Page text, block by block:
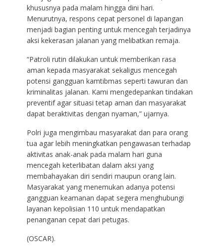
khususnya pada malam hingga dini hari.
Menurutnya, respons cepat personel di lapangan
menjadi bagian penting untuk mencegah terjadinya
aksi kekerasan jalanan yang melibatkan remaja.
“Patroli rutin dilakukan untuk memberikan rasa
aman kepada masyarakat sekaligus mencegah
potensi gangguan kamtibmas seperti tawuran dan
kriminalitas jalanan. Kami mengedepankan tindakan
preventif agar situasi tetap aman dan masyarakat
dapat beraktivitas dengan nyaman,” ujarnya.
Polri juga mengimbau masyarakat dan para orang
tua agar lebih meningkatkan pengawasan terhadap
aktivitas anak-anak pada malam hari guna
mencegah keterlibatan dalam aksi yang
membahayakan diri sendiri maupun orang lain.
Masyarakat yang menemukan adanya potensi
gangguan keamanan dapat segera menghubungi
layanan kepolisian 110 untuk mendapatkan
penanganan cepat dari petugas.
(OSCAR).